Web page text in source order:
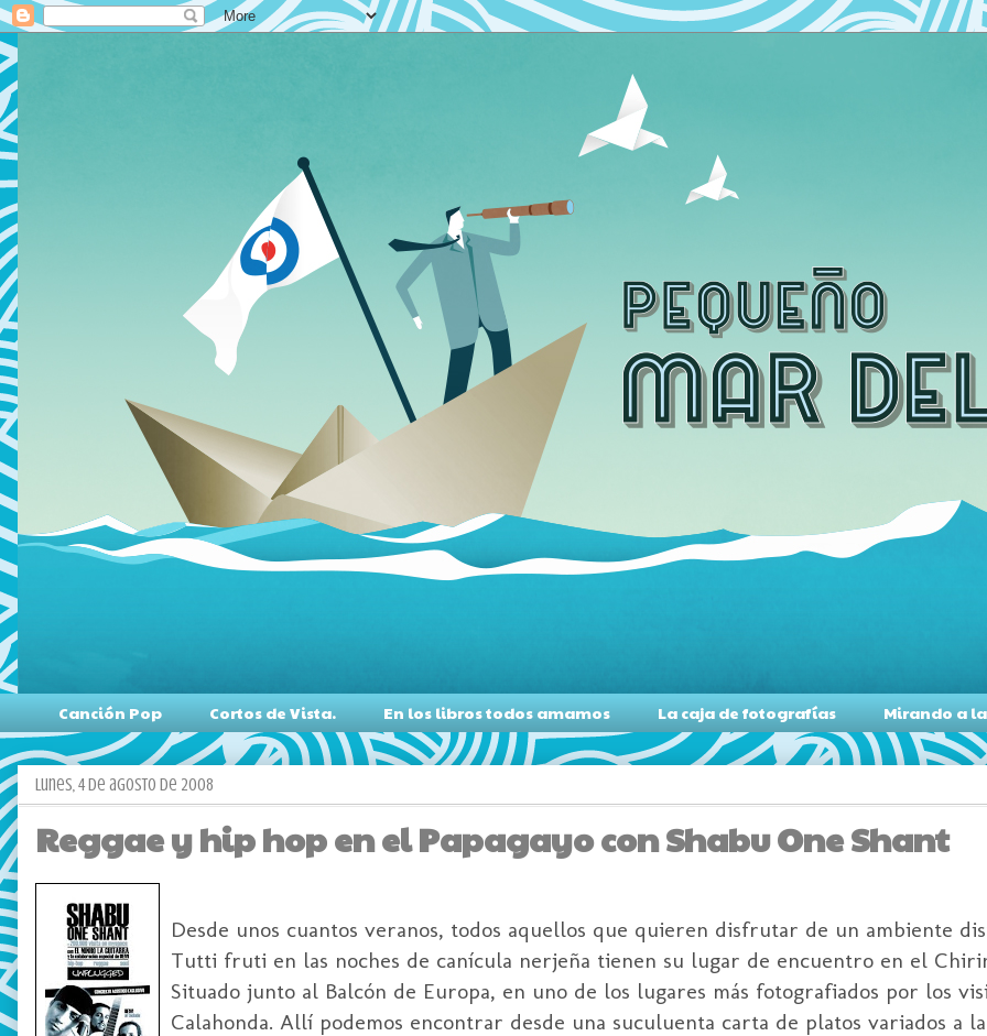
Canción Pop Cortos de Vista. En los libros todos amamos La caja de fotografías Mirando a
lunes, 4 de agosto de 2008
Reggae y hip hop en el Papagayo con Shabu One Shant
Desde unos cuantos veranos, todos aquellos que quieren disfrutar de un ambiente
Tutti fruti en las noches de canícula nerjeña tienen su lugar de encuentro en el
Situado junto al Balcón de Europa, en uno de los lugares más fotografiados por los
Calahonda. Allí podemos encontrar desde una suculuenta carta de platos variados a